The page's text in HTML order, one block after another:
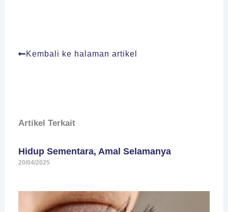
Kembali ke halaman artikel
Artikel Terkait
Hidup Sementara, Amal Selamanya
20/04/2025